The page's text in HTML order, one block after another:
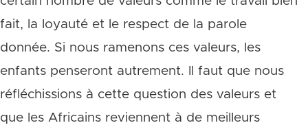
fait, la loyauté et le respect de la parole
donnée. Si nous ramenons ces valeurs, les
enfants penseront autrement. Il faut que nous
réfléchissions à cette question des valeurs et
que les Africains reviennent à de meilleurs